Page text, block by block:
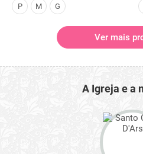
P M G
Ver mais
A Igreja e a